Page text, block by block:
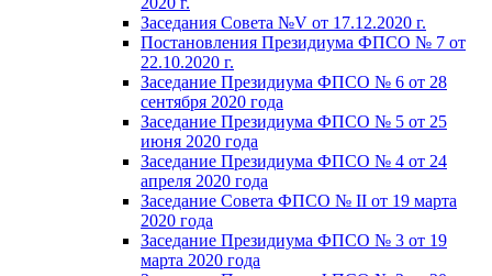
Заседания Совета №V от 17.12.2020 г.
Постановления Президиума ФПСО № 7 от
22.10.2020 г.
Заседание Президиума ФПСО № 6 от 28
сентября 2020 года
Заседание Президиума ФПСО № 5 от 25
июня 2020 года
Заседание Президиума ФПСО № 4 от 24
апреля 2020 года
Заседание Совета ФПСО № II от 19 марта
2020 года
Заседание Президиума ФПСО № 3 от 19
марта 2020 года